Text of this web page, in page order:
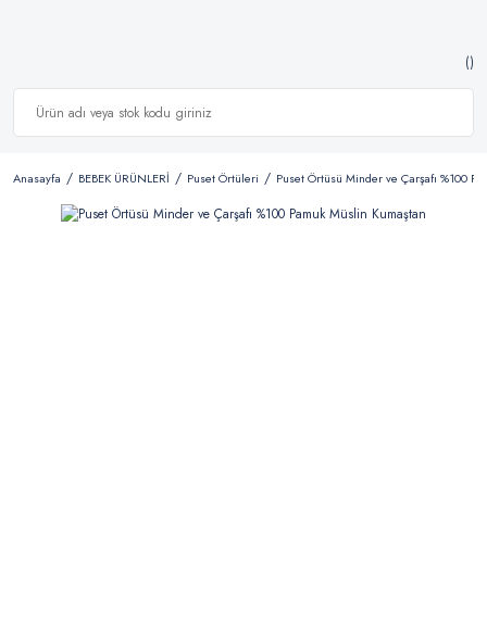
Anasayfa BEBEK ÜRÜNLERİ Puset Örtüleri Puset Örtüsü Minder ve Çarşafı %100